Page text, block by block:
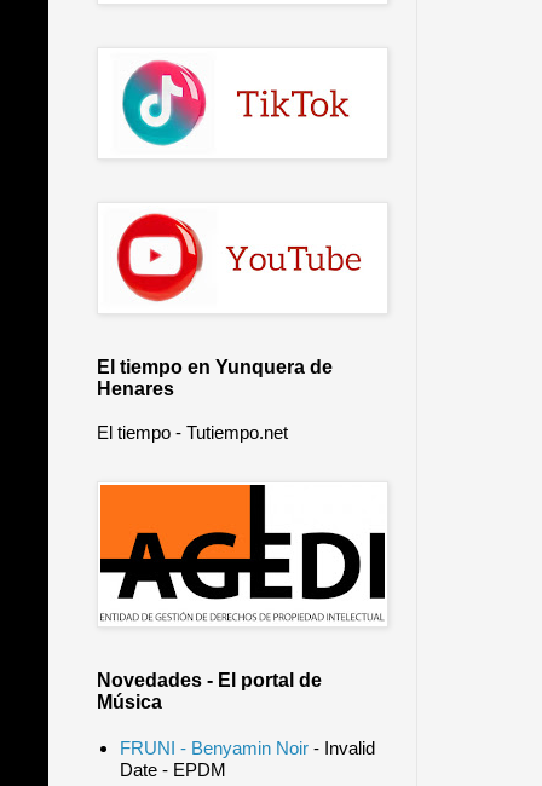
El tiempo en Yunquera de
Henares
El tiempo - Tutiempo.net
Novedades - El portal de
Música
FRUNI - Benyamin Noir- Invalid
Date- EPDM